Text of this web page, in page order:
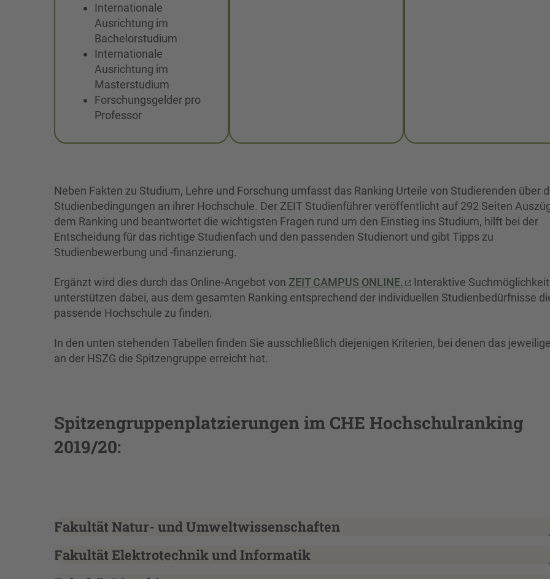
Internationale
Ausrichtung im
Bachelorstudium
Internationale
Ausrichtung im
Masterstudium
Forschungsgelder pro
Professor
Neben Fakten zu Studium, Lehre und Forschung umfasst das Ranking Urteile von Studierenden über
Studienbedingungen an ihrer Hochschule. Der ZEIT Studienführer veröffentlicht auf 292 Seiten
dem Ranking und beantwortet die wichtigsten Fragen rund um den Einstieg ins Studium, hilft bei der
Entscheidung für das richtige Studienfach und den passenden Studienort und gibt Tipps zu
Studienbewerbung und -finanzierung.
Ergänzt wird dies durch das Online-Angebot von ZEIT CAMPUS ONLINE.
Interaktive
unterstützen dabei, aus dem gesamten Ranking entsprechend der individuellen Studienbedürfnisse
passende Hochschule zu finden.
In den unten stehenden Tabellen finden Sie ausschließlich diejenigen Kriterien, bei denen das
an der HSZG die Spitzengruppe erreicht hat.
Spitzengruppenplatzierungen im CHE Hochschulranking
2019/20:
Fakultät Natur- und Umweltwissenschaften
Fakultät Elektrotechnik und Informatik